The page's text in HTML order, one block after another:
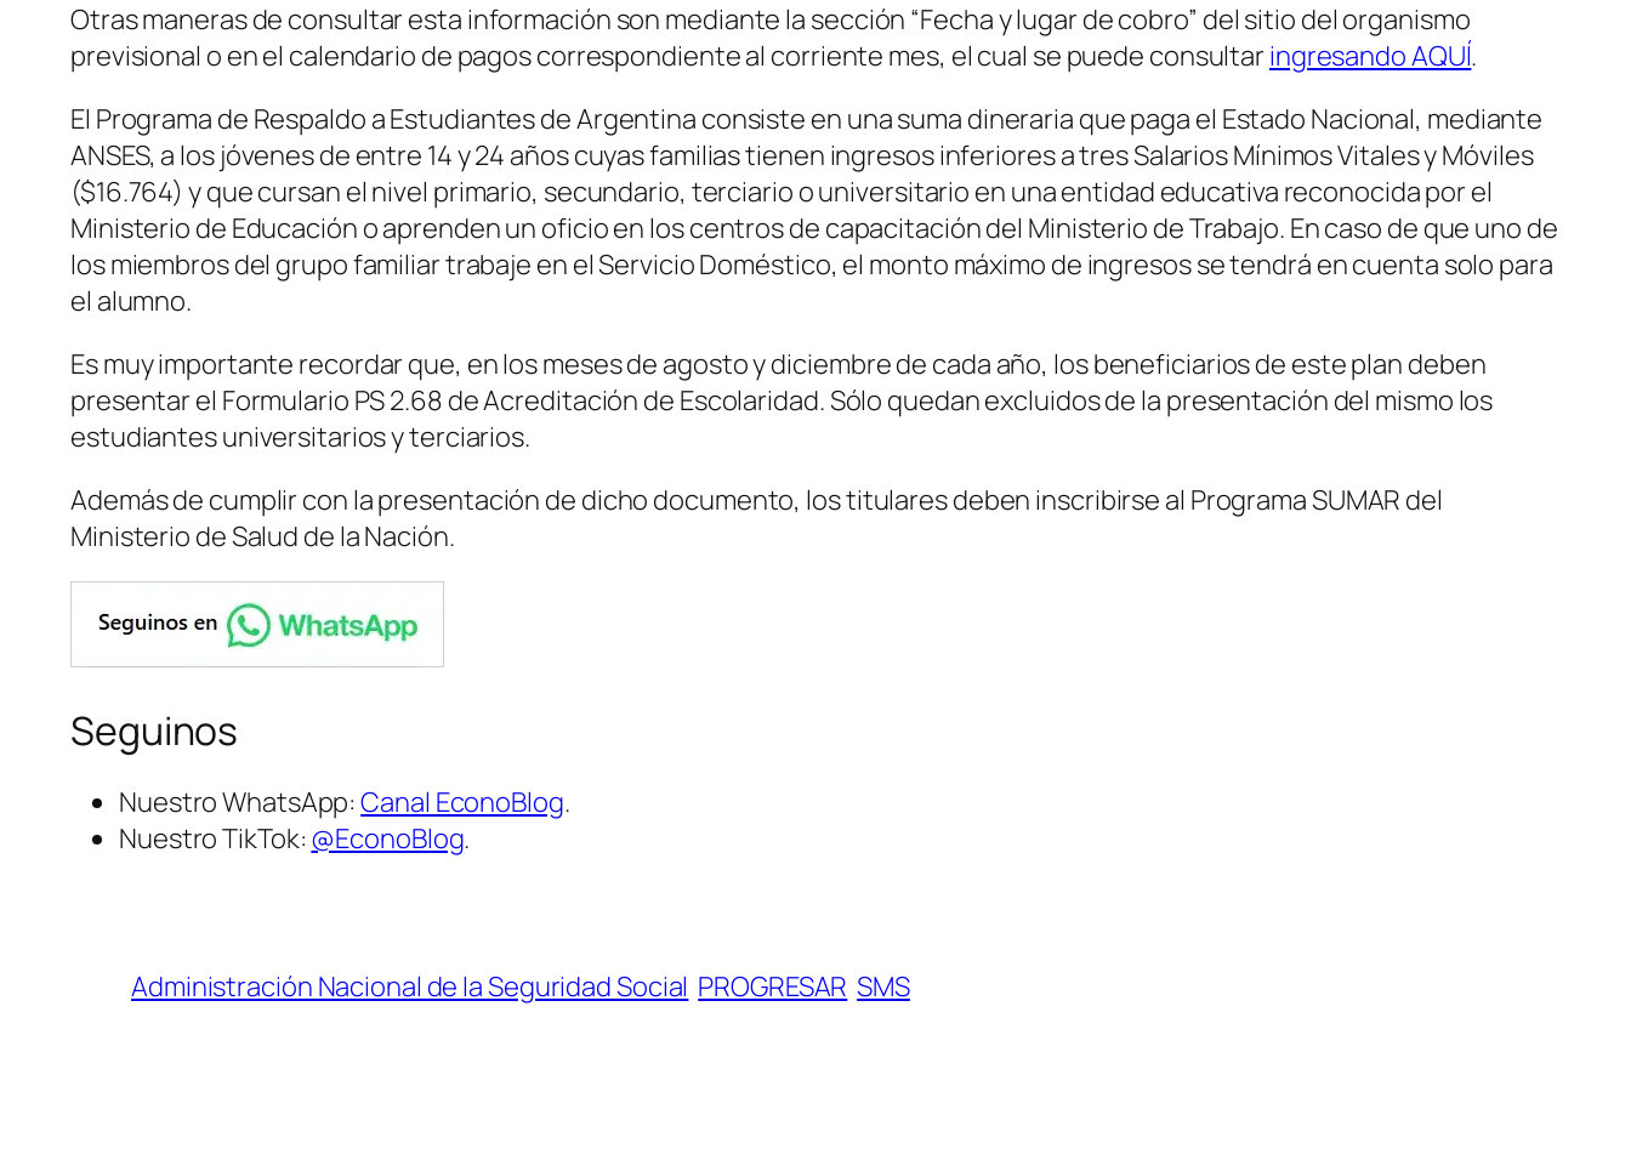
Otras maneras de consultar esta información son mediante la sección “Fecha y lugar de cobro” del sitio del organismo
previsional o en el calendario de pagos correspondiente al corriente mes, el cual se puede consultar ingresando AQUÍ.
El Programa de Respaldo a Estudiantes de Argentina consiste en una suma dineraria que paga el Estado Nacional, mediante
ANSES, a los jóvenes de entre 14 y 24 años cuyas familias tienen ingresos inferiores a tres Salarios Mínimos Vitales y Móviles
($16.764) y que cursan el nivel primario, secundario, terciario o universitario en una entidad educativa reconocida por el
Ministerio de Educación o aprenden un oficio en los centros de capacitación del Ministerio de Trabajo. En caso de que uno de
los miembros del grupo familiar trabaje en el Servicio Doméstico, el monto máximo de ingresos se tendrá en cuenta solo para
el alumno.
Es muy importante recordar que, en los meses de agosto y diciembre de cada año, los beneficiarios de este plan deben
presentar el Formulario PS 2.68 de Acreditación de Escolaridad. Sólo quedan excluidos de la presentación del mismo los
estudiantes universitarios y terciarios.
Además de cumplir con la presentación de dicho documento, los titulares deben inscribirse al Programa SUMAR del
Ministerio de Salud de la Nación.
Seguinos
Nuestro WhatsApp:Canal EconoBlog.
Nuestro TikTok: @EconoBlog.
Administración Nacional de la Seguridad Social PROGRESAR SMS